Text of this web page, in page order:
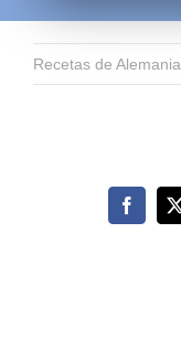
Recetas de